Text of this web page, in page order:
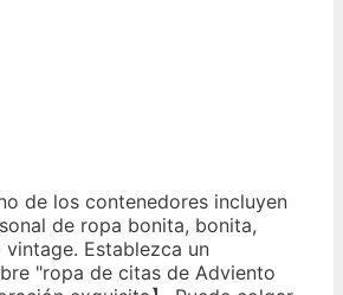
de los contenedores incluyen
de ropa bonita, bonita,
Establezca un
"ropa de citas de Adviento